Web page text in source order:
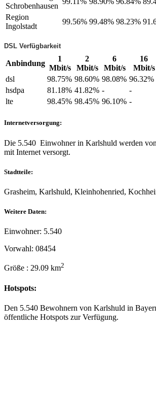
Schrobenhausen
Region
Ingolstadt
99.56% 99.48% 98.23%
DSL Verfügbarkeit
Anbindung
1
Mbit/s
2
Mbit/s
6
Mbit/s
16
Mbit/s
dsl
98.75% 98.60% 98.08% 96.32%
hsdpa
81.18% 41.82% - -
lte
98.45% 98.45% 96.10% -
Internetversorgung:
Die 5.540 Einwohner in Karlshuld werden
mit Internet versorgt.
Stadtteile:
Grasheim, Karlshuld, Kleinhohenried,
Weitere Daten:
Einwohner: 5.540
Vorwahl: 08454
Größe : 29.09 km2
Hotspots:
Den 5.540 Bewohnern von Karlshuld in
öffentliche Hotspots zur Verfügung.